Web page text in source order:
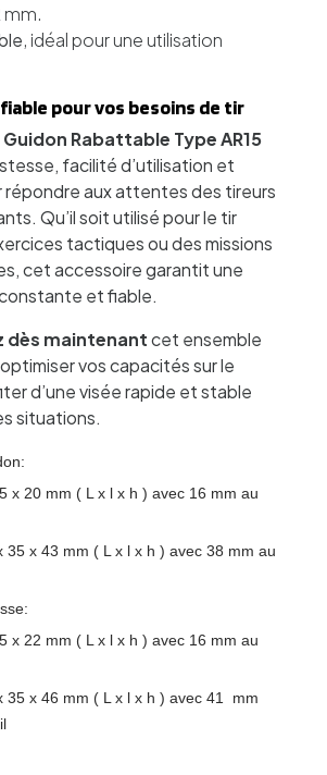
mm.
, idéal pour une utilisation
pour vos besoins de tir
Rabattable Type AR15
facilité d’utilisation et
répondre aux attentes des tireurs
Qu’il soit utilisé pour le tir
tactiques ou des missions
cet accessoire garantit une
et fiable.
dès maintenantcet ensemble
vos capacités sur le
d’une visée rapide et stable
situations.
x 20 mm ( L x l x h ) avec 16 mm au
35 x 43 mm ( L x l x h ) avec 38 mm au
x 22 mm ( L x l x h ) avec 16 mm au
35 x 46 mm ( L x l x h ) avec 41 mm